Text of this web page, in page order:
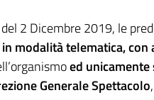
2 Dicembre 2019, le
modalità telematica,
ed
Generale Spettacolo,